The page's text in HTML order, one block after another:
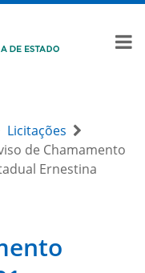
Licitações
de Chamamento
Ernestina